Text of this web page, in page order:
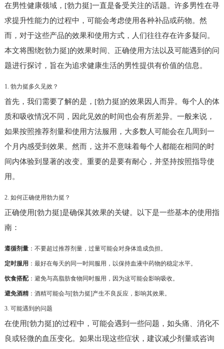
在男性健康领域，[勃力挺]一直是备受关注的话题。许多男性在寻
求提升性能力的过程中，可能会考虑使用各种补品或药物。然
而，对于这些产品的效果和使用方式，人们往往存在许多疑问。
本文将围绕[勃力挺]的效果时间、正确使用方法以及可能遇到的问
题进行探讨，旨在为追求健康生活的男性提供有价值的信息。
1. 勃力挺多久见效？
首先，我们需要了解的是，[勃力挺]的效果因人而异。每个人的体
质和吸收情况不同，因此见效的时间也会有所差异。一般来说，
如果按照推荐剂量和使用方法服用，大多数人可能会在几周到一
个月内感受到效果。然而，这并不意味着每个人都能在相同的时
间内体验到显著的改变。重要的是要有耐心，并坚持按照指导使
用。
2. 如何正确使用勃力挺？
正确使用[勃力挺]是确保其效果的关键。以下是一些基本的使用指
南：
遵循剂量：不要超过推荐剂量，过量可能会对身体造成负担。
定时服用 ：最好在每天的同一时间服用，以保持血液中药物的稳定水平。
饮食搭配：避免与高脂肪食物同时服用，因为这可能会影响吸收。
避免酒精：酒精可能会与[勃力挺]产生不良反应，影响其效果。
3. 可能遇到的问题
在使用[勃力挺]的过程中，可能会遇到一些问题，如头痛、消化不
良或轻微的血压变化。如果出现这些症状，建议减少剂量或咨询